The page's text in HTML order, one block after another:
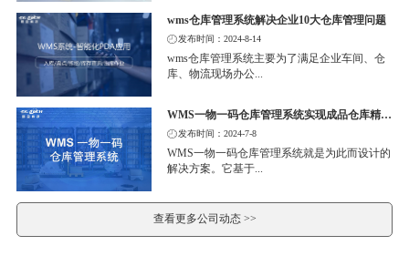
wms仓库管理系统解决企业10大仓库管理问题
发布时间：2024-8-14
wms仓库管理系统主要为了满足企业车间、仓
库、物流现场办公...
WMS一物一码仓库管理系统实现成品仓库精细化管理
发布时间：2024-7-8
WMS一物一码仓库管理系统就是为此而设计的
解决方案。它基于...
查看更多公司动态 >>